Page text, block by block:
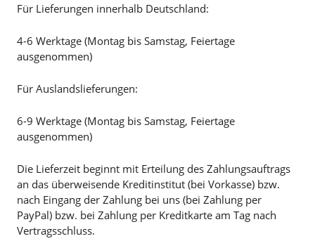
Für Lieferungen innerhalb Deutschland:
4-6 Werktage (Montag bis Samstag, Feiertage
ausgenommen)
Für Auslandslieferungen:
6-9 Werktage (Montag bis Samstag, Feiertage
ausgenommen)
Die Lieferzeit beginnt mit Erteilung des Zahlungsauftrags
an das überweisende Kreditinstitut (bei Vorkasse) bzw.
nach Eingang der Zahlung bei uns (bei Zahlung per
PayPal) bzw. bei Zahlung per Kreditkarte am Tag nach
Vertragsschluss.